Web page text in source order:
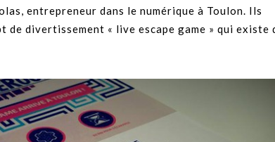
entrepreneur dans le numérique à Toulon. Ils
de divertissement « live escape game » qui existe